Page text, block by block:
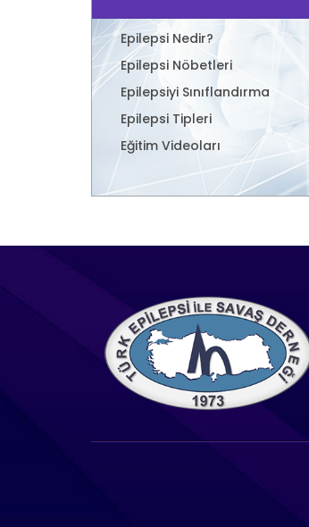
Epilepsi Nedir?
Epilepsi Nöbetleri
Epilepsiyi Sınıflandırma
Epilepsi Tipleri
Eğitim Videoları